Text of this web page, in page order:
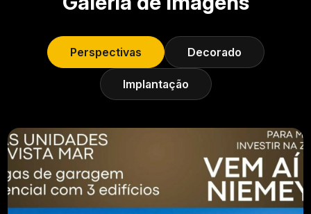
Perspectivas Decorado
Implantação